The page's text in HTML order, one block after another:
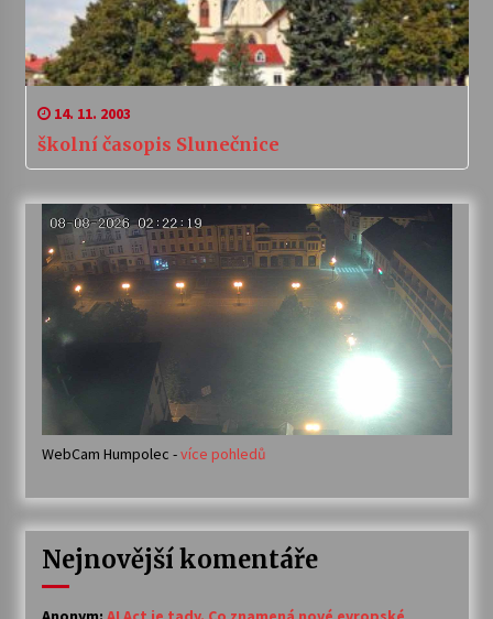
14. 11. 2003
školní časopis Slunečnice
WebCam Humpolec -více pohledů
Nejnovější komentáře